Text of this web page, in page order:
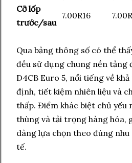
Cỡ lốp
trước/sau
7.00R16
Qua bảng thông số có thể
đều sử dụng chung nền tảng
D4CB Euro 5, nổi tiếng về
định, tiết kiệm nhiên liệu và
thấp. Điểm khác biệt chủ yếu
thùng và tải trọng hàng hóa,
dàng lựa chọn theo đúng
tế.